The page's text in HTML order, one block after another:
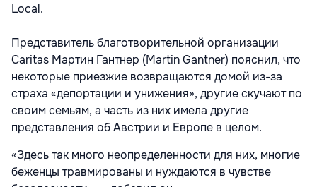
Local.
Представитель благотворительной организации
Caritas Мартин Гантнер (Martin Gantner) пояснил, что
некоторые приезжие возвращаются домой из-за
страха «депортации и унижения», другие скучают по
своим семьям, а часть из них имела другие
представления об Австрии и Европе в целом.
«Здесь так много неопределенности для них, многие
беженцы травмированы и нуждаются в чувстве